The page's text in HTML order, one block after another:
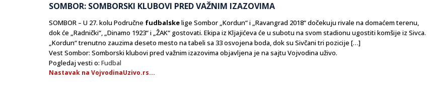
SOMBOR: SOMBORSKI KLUBOVI PRED VAŽNIM IZAZOVIMA
SOMBOR – U 27. kolu Područne fudbalskelige Sombor „Kordun“ i „Ravangrad 2018“ dočekuju rivale na domaćem terenu,
dok će „Radnički“, „Dinamo 1923“ i „ŽAK“ gostovati. Ekipa iz Kljajićeva će u subotu na svom stadionu ugostiti komšije iz Sivca.
„Kordun“ trenutno zauzima deseto mesto na tabeli sa 33 osvojena boda, dok su Sivčani tri pozicije […]
Vest Sombor: Somborski klubovi pred važnim izazovima objavljena je na sajtu Vojvodina uživo.
Pogledaj vesti o: Fudbal
Nastavak na VojvodinaUzivo.rs...